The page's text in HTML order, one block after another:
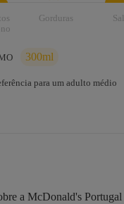
Gorduras
Sal
300ml
para um adulto médio
a McDonald's Portugal